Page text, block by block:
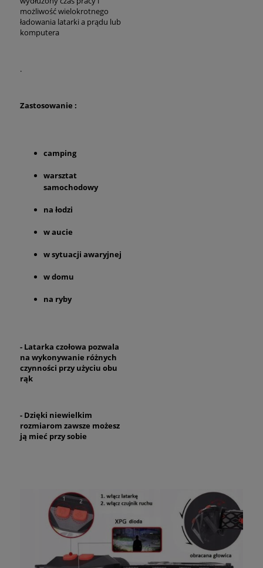
możliwość wielokrotnego
ładowania latarki a prądu lub
komputera
.
Zastosowanie :
camping
warsztat
samochodowy
na łodzi
w aucie
w sytuacji awaryjnej
w domu
na ryby
- Latarka czołowa pozwala
na wykonywanie różnych
czynności przy użyciu obu
rąk
- Dzięki niewielkim
rozmiarom zawsze możesz
ją mieć przy sobie